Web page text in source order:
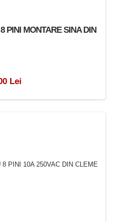
PINI MONTARE SINA DIN
Lei